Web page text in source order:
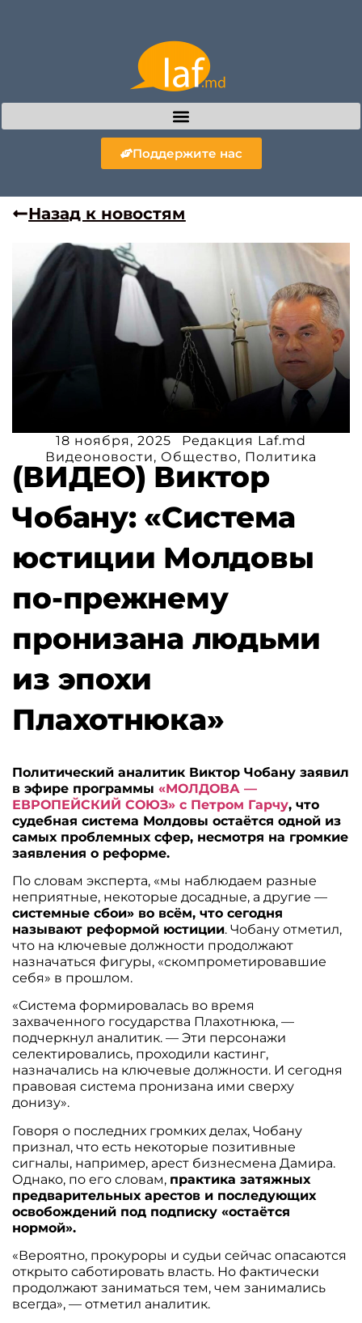
Поддержите нас
Назад к новостям
18 ноября, 2025
Редакция Laf.md
Видеоновости, Общество, Политика
(ВИДЕО) Виктор
Чобану: «Система
юстиции Молдовы
по-прежнему
пронизана людьми
из эпохи
Плахотнюка»
Политический аналитик Виктор Чобану заявил
в эфире программы «МОЛДОВА —
ЕВРОПЕЙСКИЙ СОЮЗ» с Петром Гарчу, что
судебная система Молдовы остаётся одной из
самых проблемных сфер, несмотря на громкие
заявления о реформе.
По словам эксперта, «мы наблюдаем разные
неприятные, некоторые досадные, а другие —
системные сбои» во всём, что сегодня
называют реформой юстиции. Чобану отметил,
что на ключевые должности продолжают
назначаться фигуры, «скомпрометировавшие
себя» в прошлом.
«Система формировалась во время
захваченного государства Плахотнюка, —
подчеркнул аналитик. — Эти персонажи
селектировались, проходили кастинг,
назначались на ключевые должности. И сегодня
правовая система пронизана ими сверху
донизу».
Говоря о последних громких делах, Чобану
признал, что есть некоторые позитивные
сигналы, например, арест бизнесмена Дамира.
Однако, по его словам, практика затяжных
предварительных арестов и последующих
освобождений под подписку «остаётся
нормой».
«Вероятно, прокуроры и судьи сейчас опасаются
открыто саботировать власть. Но фактически
продолжают заниматься тем, чем занимались
всегда», — отметил аналитик.